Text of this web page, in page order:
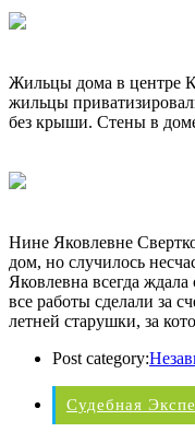
Жильцы дома в центре
жильцы
без крыши. Стены в
Нине Яковлевне
дом, но случилось
Яковлевна всегда
все работы сделали за
летней старушки, за
Post category:
Судебная